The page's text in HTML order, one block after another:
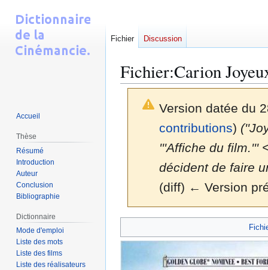
Fichier:Carion
Version datée du
contributions)
'''Affiche du film.'''
décident de faire
(diff) ← Version
à
navigation
à
recherche
Fichier Discussion
Accueil
Thèse
Résumé
Introduction
Auteur
Conclusion
Bibliographie
Dictionnaire
Mode d'emploi
Liste des mots
Liste des films
Liste des réalisateurs